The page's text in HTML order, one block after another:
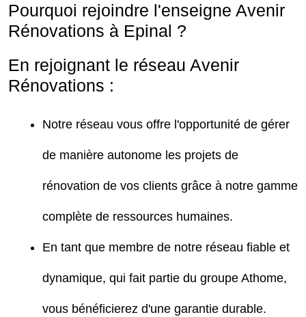
Pourquoi rejoindre l'enseigne Avenir
Rénovations à Epinal ?
En rejoignant le réseau Avenir
Rénovations :
Notre réseau vous offre l'opportunité de gérer
de manière autonome les projets de
rénovation de vos clients grâce à notre gamme
complète de ressources humaines.
En tant que membre de notre réseau fiable et
dynamique, qui fait partie du groupe Athome,
vous bénéficierez d'une garantie durable.